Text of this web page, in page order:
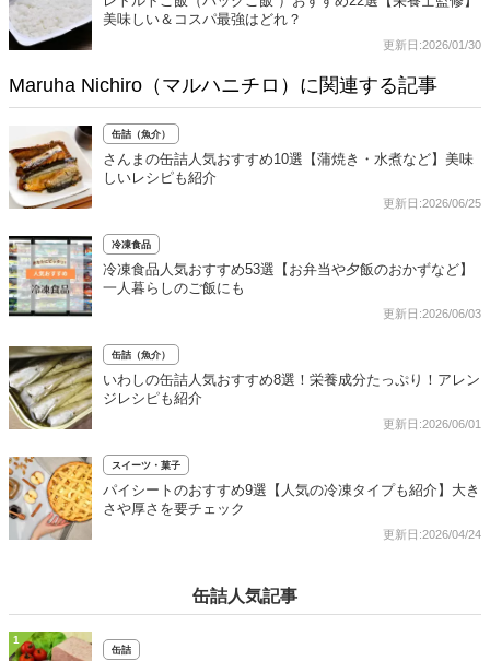
美味しい＆コスパ最強はどれ？
更新日:2026/01/30
Maruha Nichiro（マルハニチロ）に関連する記事
缶詰（魚介）
さんまの缶詰人気おすすめ10選【蒲焼き・水煮など】美味
しいレシピも紹介
更新日:2026/06/25
冷凍食品
冷凍食品人気おすすめ53選【お弁当や夕飯のおかずなど】
一人暮らしのご飯にも
更新日:2026/06/03
缶詰（魚介）
いわしの缶詰人気おすすめ8選！栄養成分たっぷり！アレン
ジレシピも紹介
更新日:2026/06/01
スイーツ・菓子
パイシートのおすすめ9選【人気の冷凍タイプも紹介】大き
さや厚さを要チェック
更新日:2026/04/24
缶詰人気記事
1
缶詰